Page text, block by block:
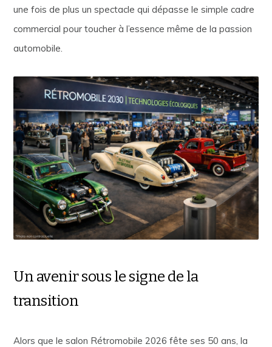
une fois de plus un spectacle qui dépasse le simple cadre
commercial pour toucher à l’essence même de la passion
automobile.
Un avenir sous le signe de la
transition
Alors que le salon Rétromobile 2026 fête ses 50 ans, la